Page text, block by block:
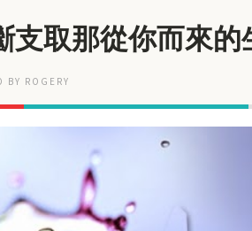
支取那從你而來的
BY ROGERY